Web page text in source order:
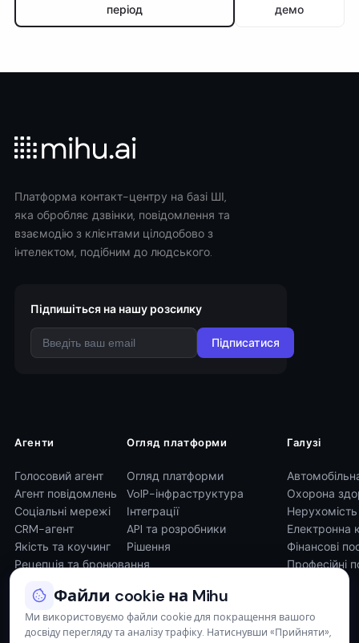
період
демо
Платформа контакт-центру на базі ШІ,
яка обробляє дзвінки, повідомлення та
взаємодію з клієнтами цілодобово з
інтелектом, подібним до людського.
Підпишіться на нашу розсилку
Підписатися
Агенти
Голосовий агент
Агент повідомлень
Соціальні мережі
CRM-агент
Якість та коучинг
Рецепція та бронювання
Огляд платформи
Огляд платформи
VoIP-інфраструктура
Інтеграції
API та розробники
Рішення
Галузі
Охорона
Нерухомість
Електронна
Фінансові
Професійні
Файли cookie на Mihu
Ми використовуємо файли cookie для покращення вашого
досвіду перегляду та аналізу трафіку. Натиснувши «Прийняти»,